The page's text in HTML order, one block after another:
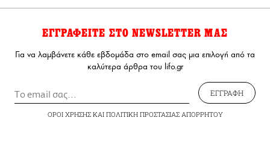
ΕΓΓΡΑΦΕΙΤΕ ΣΤΟ NEWSLETTER ΜΑΣ
Για να λαμβάνετε κάθε εβδομάδα στο email σας μια επιλογή από τα
καλύτερα άρθρα του lifo.gr
ΕΓΓΡΑΦΗ
ΟΡΟΙ ΧΡΗΣΗΣΚΑΙ ΠΟΛΙΤΙΚΗ ΠΡΟΣΤΑΣΙΑΣ ΑΠΟΡΡΗΤΟΥ